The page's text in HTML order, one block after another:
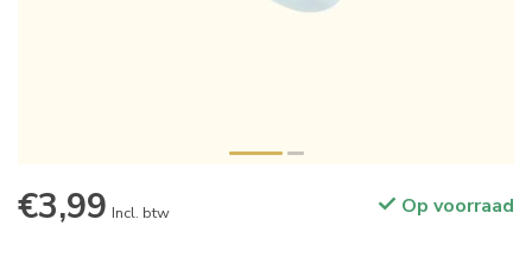
€3,99 Incl. btw Op voorraad